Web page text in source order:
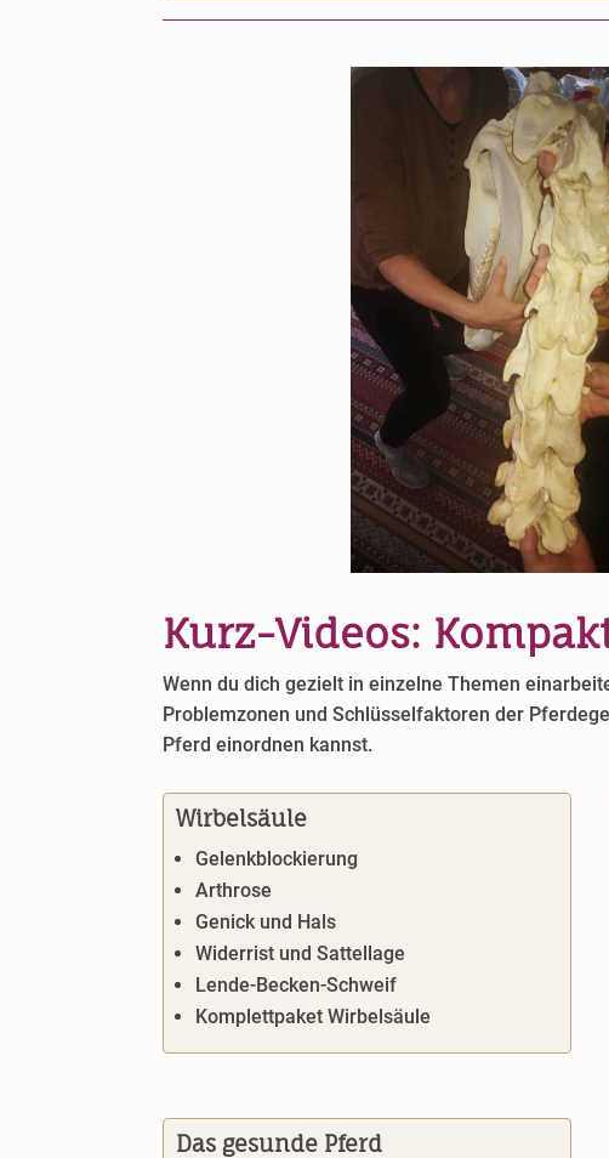
Kurz-Videos:
Wenn du dich gezielt in einzelne Themen
Problemzonen und Schlüsselfaktoren der
Pferd einordnen kannst.
Wirbelsäule
Gelenkblockierung
Arthrose
Genick und Hals
Widerrist und Sattellage
Lende-Becken-Schweif
Komplettpaket Wirbelsäule
Das gesunde Pferd